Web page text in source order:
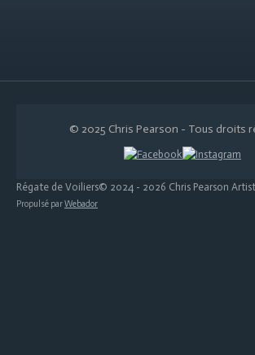
© 2025 Chris Pearson - Tous droits
Régate de Voiliers© 2024 - 2026 Chris Pearson
Propulsé parWebador